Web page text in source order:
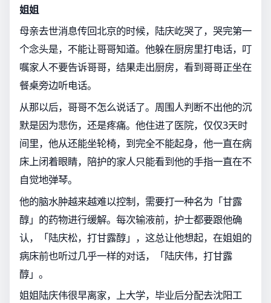
姐姐
母亲去世消息传回北京的时候，陆庆屹哭了，哭完第一
个念头是，不能让哥哥知道。他躲在厨房里打电话，叮
嘱家人不要告诉哥哥，结果走出厨房，看到哥哥正坐在
餐桌旁边听电话。
从那以后，哥哥不怎么说话了。周围人判断不出他的沉
默是因为悲伤，还是疼痛。他住进了医院，仅仅3天时
间里，他从还能坐轮椅，到完全不能起身，他一直在病
床上闭着眼睛，陪护的家人只能看到他的手指一直在不
自觉地弹琴。
他的脑水肿越来越难以控制，需要打一种名为「甘露
醇」的药物进行缓解。每次输液前，护士都要跟他确
认，「陆庆松，打甘露醇」，这总让他想起，在姐姐的
病床前也听过几乎一样的对话，「陆庆伟，打甘露
醇」。
姐姐陆庆伟很早离家，上大学，毕业后分配去沈阳工